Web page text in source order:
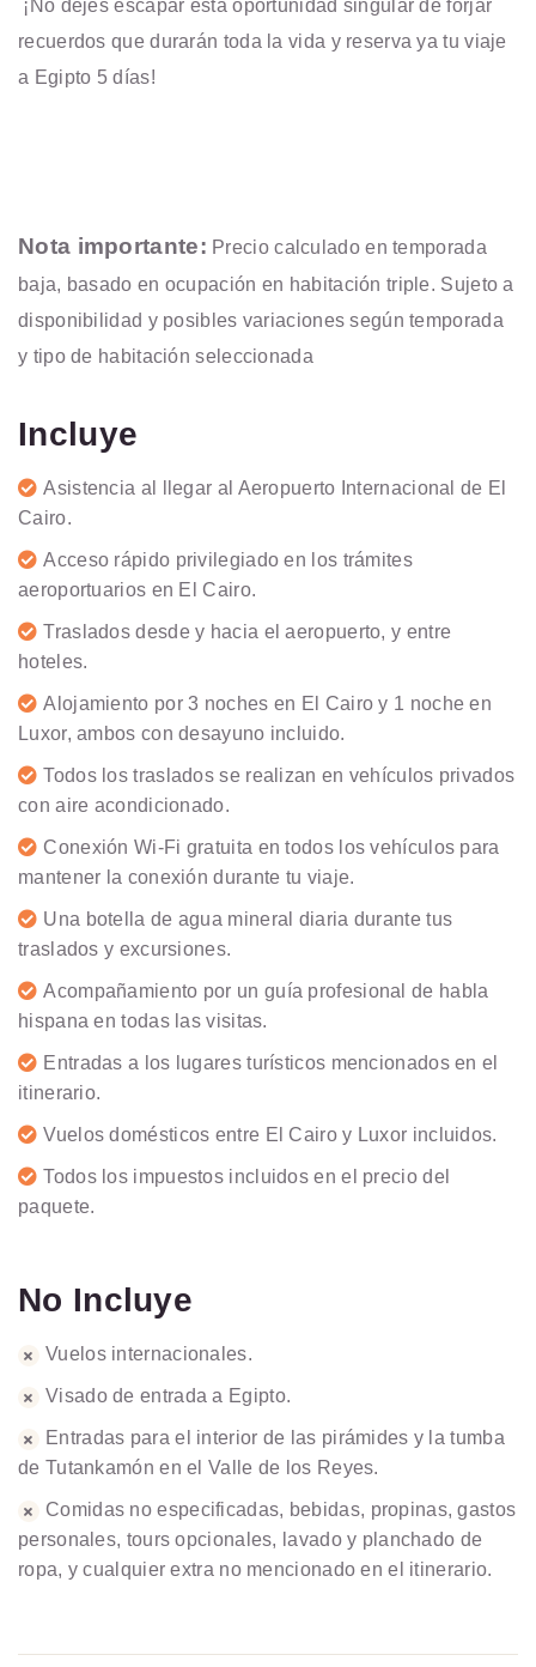
¡No dejes escapar esta oportunidad singular de forjar
recuerdos que durarán toda la vida y reserva ya tu viaje
a Egipto 5 días!
Nota importante: Precio calculado en temporada
baja, basado en ocupación en habitación triple. Sujeto a
disponibilidad y posibles variaciones según temporada
y tipo de habitación seleccionada
Incluye
Asistencia al llegar al Aeropuerto Internacional de El
Cairo.
Acceso rápido privilegiado en los trámites
aeroportuarios en El Cairo.
Traslados desde y hacia el aeropuerto, y entre
hoteles.
Alojamiento por 3 noches en El Cairo y 1 noche en
Luxor, ambos con desayuno incluido.
Todos los traslados se realizan en vehículos privados
con aire acondicionado.
Conexión Wi-Fi gratuita en todos los vehículos para
mantener la conexión durante tu viaje.
Una botella de agua mineral diaria durante tus
traslados y excursiones.
Acompañamiento por un guía profesional de habla
hispana en todas las visitas.
Entradas a los lugares turísticos mencionados en el
itinerario.
Vuelos domésticos entre El Cairo y Luxor incluidos.
Todos los impuestos incluidos en el precio del
paquete.
No Incluye
Vuelos internacionales.
Visado de entrada a Egipto.
Entradas para el interior de las pirámides y la tumba
de Tutankamón en el Valle de los Reyes.
Comidas no especificadas, bebidas, propinas, gastos
personales, tours opcionales, lavado y planchado de
ropa, y cualquier extra no mencionado en el itinerario.